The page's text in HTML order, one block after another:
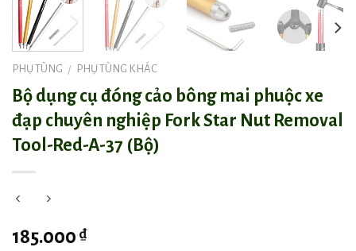
PHỤ TÙNG / PHỤ TÙNG KHÁC
Bộ dụng cụ đóng cảo bông mai phuộc xe
đạp chuyên nghiệp Fork Star Nut Removal
Tool-Red-A-37 (Bộ)
185.000 ₫